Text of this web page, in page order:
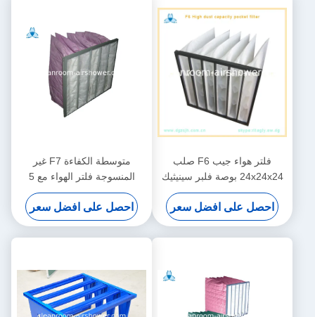
فلتر هواء جيب F6 صلب
24x24x24 بوصة فلبر سينيثيك
لتوربينات الغاز
احصل على افضل سعر
متوسطة الكفاءة F7 غير
المنسوجة فلتر الهواء مع 5
جيوب، 595 * 595 * 500
احصل على افضل سعر